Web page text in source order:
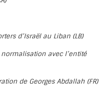
d’Israël au Liban (LB)
avec l’entité
de Georges Abdallah (FR)